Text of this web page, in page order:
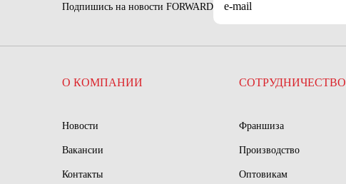
Подпишись на новости FORWARD
О КОМПАНИИ
Новости
Вакансии
Контакты
СОТРУДНИЧЕСТВО
Франшиза
Производство
Оптовикам